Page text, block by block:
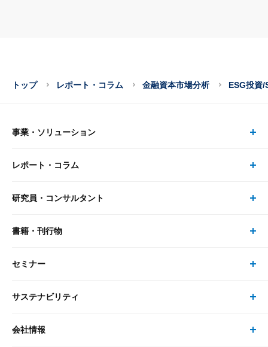
トップ レポート・コラム 金融資本市場分析 ESG投資/
事業・ソリューション
事業・ソリューション トップ
リサーチ
レポート・コラム
レポート・コラム トップ
最新のレポート・コラム
研究員・コンサルタント
研究員・コンサルタント トップ
研究員
書籍・刊行物
書籍・刊行物 トップ
書籍
セミナー
セミナー トップ
現在受付中のセミナー・イベント
サステナビリティ
サステナビリティの取り組み
会社情報